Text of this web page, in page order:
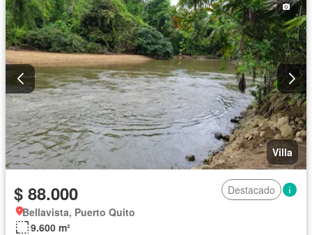
Villa
$ 88.000
Destacado
Bellavista, Puerto Quito
9.600 m²